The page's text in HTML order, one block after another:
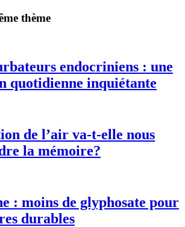
thème
endocriniens : une
quotidienne inquiétante
de l’air va-t-elle nous
la mémoire?
: moins de glyphosate pour
durables